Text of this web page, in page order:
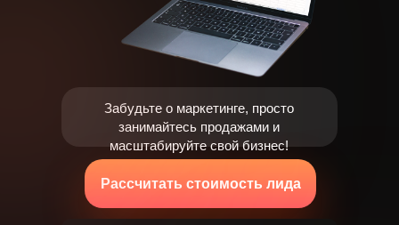
Рассчитать стоимость лида
Забудьте о маркетинге, просто
занимайтесь продажами и
масштабируйте свой бизнес!